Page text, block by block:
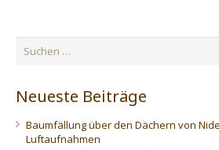
Suchen
Neueste Beiträge
Baumfällung über den Dächern von
Luftaufnahmen